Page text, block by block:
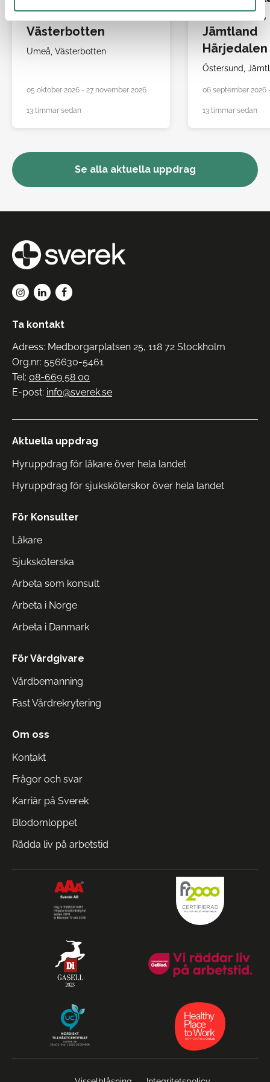
Umeå,
Västerbotten
Umeå, Västerbotten
05 oktober 2026 - 27 november 2026
13 timmar sedan
Östersund,
Jämtland
Härjedalen
Östersund,
06 september 2026
13 timmar sedan
Se alla aktuella uppdrag
Ta kontakt
Adress: Medborgarplatsen 25, 118 72 Stockholm
Org.nr: 556630-5461
Tel: 08-669 58 00
E-post: info@sverek.se
Aktuella uppdrag
Hyruppdrag för läkare över hela landet
Hyruppdrag för sjuksköterskor över hela landet
För Konsulter
Läkare
Sjuksköterska
Arbeta som konsult
Arbeta i Norge
Arbeta i Danmark
För Vårdgivare
Vårdbemanning
Fast Vårdrekrytering
Om oss
Kontakt
Frågor och svar
Karriär på Sverek
Blodomloppet
Rädda liv på arbetstid